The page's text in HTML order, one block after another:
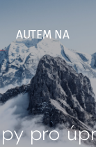
AUTEM NA
VÝLET
pro